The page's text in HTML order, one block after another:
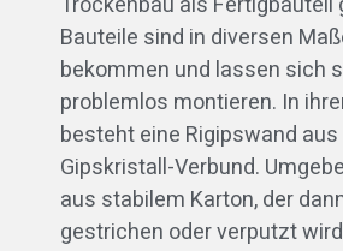
Bauteile sind in diversen
bekommen und lassen sich
problemlos montieren. In
besteht eine Rigipswand
Gipskristall-Verbund.
aus stabilem Karton, der
gestrichen oder verputzt